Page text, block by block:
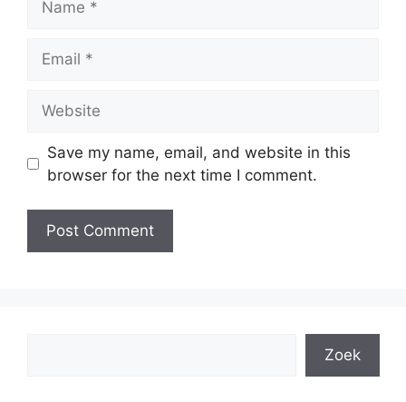
Save my name, email, and website in this
browser for the next time I comment.
Zoek